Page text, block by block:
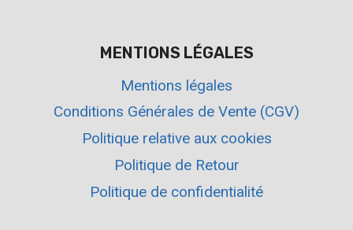
MENTIONS LÉGALES
Mentions légales
Conditions Générales de Vente (CGV)
Politique relative aux cookies
Politique de Retour
Politique de confidentialité